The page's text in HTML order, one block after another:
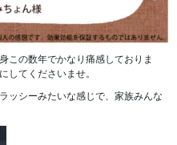
この数年でかなり痛感しておりま
してくださいませ。
ッシーみたいな感じで、家族みんな